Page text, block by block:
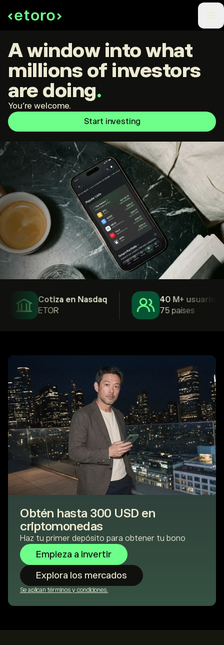
A window into what
millions of investors
are doing.
You're welcome.
Start investing
Cotiza en Nasdaq
ETOR
40 M+ usuarios
75 países
Obtén hasta 300 USD en
criptomonedas
Haz tu primer depósito para obtener tu bono
Empieza a invertir
Explora los mercados
Se aplican términos y condiciones.